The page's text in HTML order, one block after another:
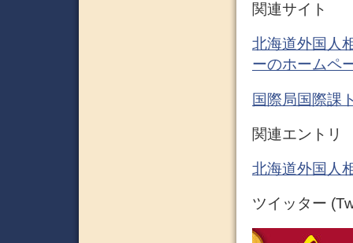
関連サイト
北海道外国人
ーのホームペ
国際局国際課
関連エントリ
北海道外国人
ツイッター